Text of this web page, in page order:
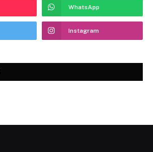
WhatsApp
Instagram